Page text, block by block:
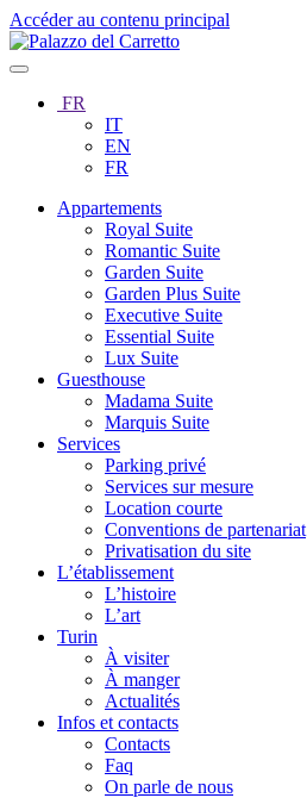
Accéder au contenu principal
FR
IT
EN
FR
Appartements
Royal Suite
Romantic Suite
Garden Suite
Garden Plus Suite
Executive Suite
Essential Suite
Lux Suite
Guesthouse
Madama Suite
Marquis Suite
Services
Parking privé
Services sur mesure
Location courte
Conventions de partenariat
Privatisation du site
L’établissement
L’histoire
L’art
Turin
À visiter
À manger
Actualités
Infos et contacts
Contacts
Faq
On parle de nous